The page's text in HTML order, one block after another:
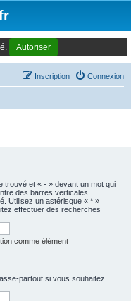
Autoriser
Connexion
Inscription
trouvé et « - » devant un mot qui
des barres verticales
Utilisez un astérisque « * »
effectuer des recherches
comme élément
partout si vous souhaitez